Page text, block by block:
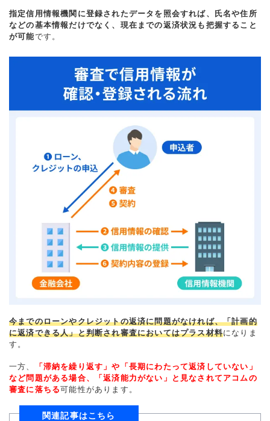
指定信用情報機関に登録されたデータを照会すれば、氏名や住所
などの基本情報だけでなく、現在までの返済状況も把握すること
が可能です。
今までのローンやクレジットの返済に問題がなければ、「計画的
に返済できる人」と判断され審査においてはプラス材料になりま
す。
一方、
「滞納を繰り返す」や「長期にわたって返済していない」
など問題がある場合、「返済能力がない」と見なされてアコムの
審査に落ちる可能性があります。
関連記事はこちら